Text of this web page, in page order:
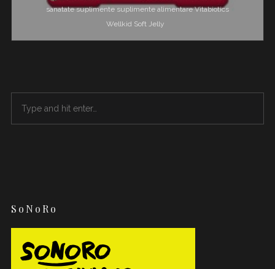
sanatate suplimente suplimente alimentare Vitabiotics
Wellkid Soft Jelly
SoNoRo